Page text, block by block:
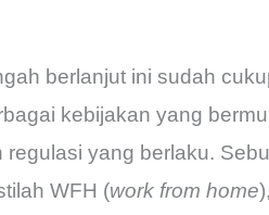
berlanjut ini sudah
kebijakan yang
yang berlaku.
WFH (work from home